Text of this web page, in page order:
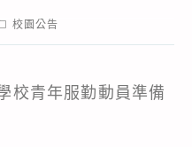
校園公告
校青年服勤動員準備